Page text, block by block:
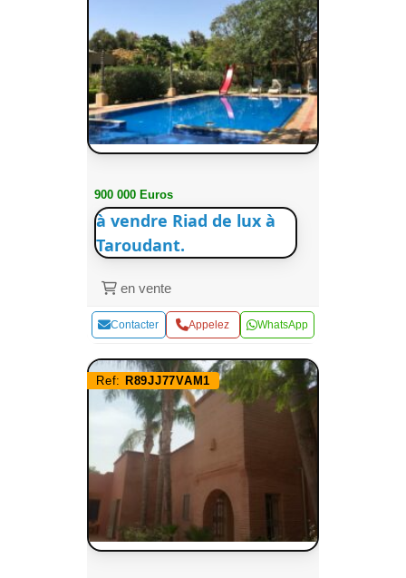
900 000 Euros
à vendre Riad de lux à
Taroudant.
en vente
Contacter Appelez WhatsApp
Ref: R89JJ77VAM1